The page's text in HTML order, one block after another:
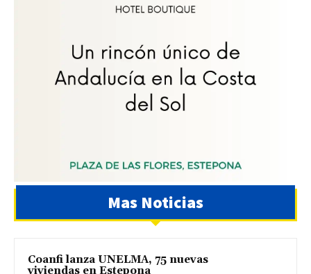
Mas Noticias
Coanfi lanza UNELMA, 75 nuevas
viviendas en Estepona